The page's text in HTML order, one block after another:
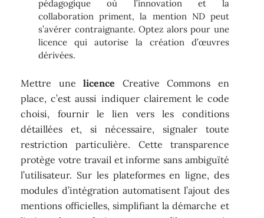
pédagogique où l’innovation et la
collaboration priment, la mention ND peut
s’avérer contraignante. Optez alors pour une
licence qui autorise la création d’œuvres
dérivées.
Mettre unelicence Creative Commons en
place, c’est aussi indiquer clairement le code
choisi, fournir le lien vers les conditions
détaillées et, si nécessaire, signaler toute
restriction particulière. Cette transparence
protège votre travail et informe sans ambiguïté
l’utilisateur. Sur les plateformes en ligne, des
modules d’intégration automatisent l’ajout des
mentions officielles, simplifiant la démarche et